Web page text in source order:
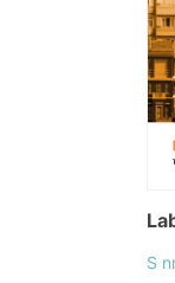
S